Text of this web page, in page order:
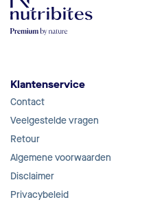
Klantenservice
Contact
Veelgestelde vragen
Retour
Algemene voorwaarden
Disclaimer
Privacybeleid